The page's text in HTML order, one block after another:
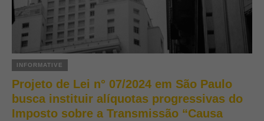
INFORMATIVE
Projeto de Lei n° 07/2024 em São Paulo
busca instituir alíquotas progressivas do
Imposto sobre a Transmissão “Causa